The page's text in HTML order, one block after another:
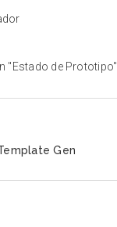
"Estado de Prototipo"
Gen